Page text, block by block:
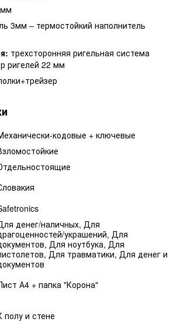
3мм – термостойкий наполнитель
трехсторонняя ригельная система
ригелей 22 мм
кодовые + ключевые
денег/наличных, Для
украшений, Для
Для ноутбука, Для
Для травматики, Для денег и
А4 + папка "Корона"
полу и стене